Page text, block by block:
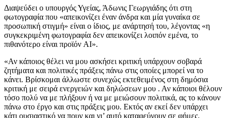
Διαψεύδει ο υπουργός Υγείας, Άδωνις Γεωργιάδης ότι στη
φωτογραφία που «απεικονίζει έναν άνδρα και μία γυναίκα σε
προσωπική στιγμή» είναι ο ίδιος, με ανάρτησή του, λέγοντας «η
συγκεκριμένη φωτογραφία δεν απεικονίζει λοιπόν εμένα, το
πιθανότερο είναι προϊόν AI».
«Αν κάποιος θέλει να μου ασκήσει κριτική υπάρχουν σοβαρά
ζητήματα και πολιτικές πράξεις πάνω στις οποίες μπορεί να το
κάνει. Βρίσκομαι άλλωστε συνεχώς εκτεθειμένος στη δημόσια
κριτική με σειρά ενεργειών και δηλώσεων μου . Αν κάποιοι θέλουν
τόσο πολύ να με πλήξουν ή να με μειώσουν πολιτικά, ας το κάνουν
πάνω στο έργο και στις πράξεις μου. Εκτός αν εκεί δεν υπάρχει
κάτι ουσιαστικό να πουν και γι’ αυτό καταφεύγουν σε φήμες,